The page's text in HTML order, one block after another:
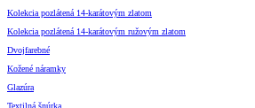
Kolekcia pozlátená 14-karátovým zlatom
Kolekcia pozlátená 14-karátovým ružovým zlatom
Dvojfarebné
Kožené náramky
Glazúra
Textilná šnúrka